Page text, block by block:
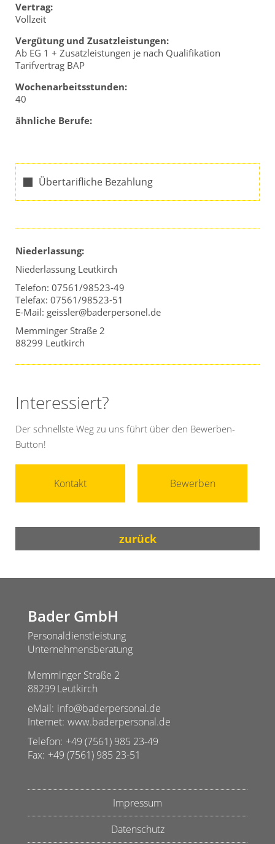
Vertrag:
Vollzeit
Vergütung und Zusatzleistungen:
Ab EG 1 + Zusatzleistungen je nach Qualifikation
Tarifvertrag BAP
Wochenarbeitsstunden:
40
ähnliche Berufe:
Übertarifliche Bezahlung
Niederlassung:
Niederlassung Leutkirch
Telefon: 07561/98523-49
Telefax: 07561/98523-51
E-Mail: geissler@baderpersonel.de
Memminger Straße 2
88299 Leutkirch
Interessiert?
Der schnellste Weg zu uns führt über den Bewerben-
Button!
Kontakt Bewerben
zurück
Bader GmbH
Personaldienstleistung
Unternehmensberatung
Memminger Straße 2
88299 Leutkirch
eMail: info@baderpersonal.de
Internet: www.baderpersonal.de
Telefon: +49 (7561) 985 23-49
Fax: +49 (7561) 985 23-51
Impressum
Datenschutz